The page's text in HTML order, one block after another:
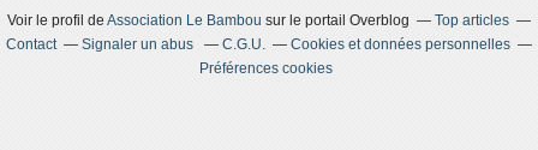
Voir le profil de Association Le Bambou sur le portail Overblog
Top articles
Contact
Signaler un abus C.G.U.
Cookies et données personnelles
Préférences cookies